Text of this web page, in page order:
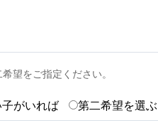
望をご指定ください。
がいれば 第二希望を選ぶ